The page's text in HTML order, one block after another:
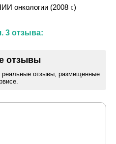
онкологии (2008 г.)
3 отзыва:
отзывы
реальные отзывы, размещенные